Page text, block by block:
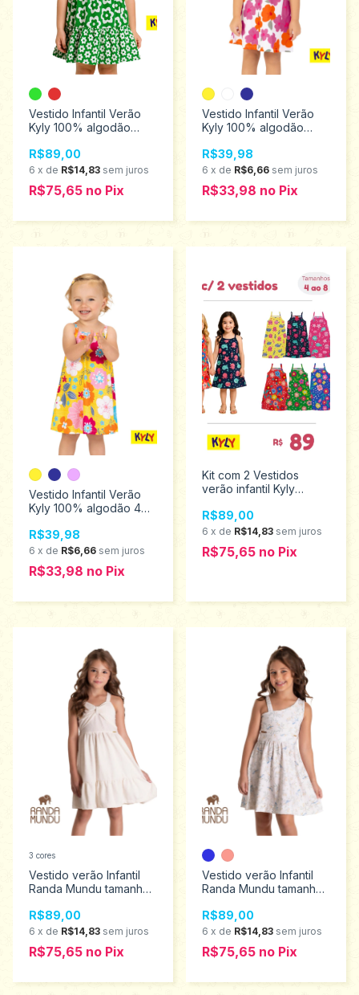
Vestido Infantil Verão
Kyly 100% algodão
1001270
R$89,00
6 x de R$14,83 sem juros
R$75,65 no Pix
Vestido Infantil Verão
Kyly 100% algodão
1001265
R$39,98
6 x de R$6,66 sem juros
R$33,98 no Pix
Vestido Infantil Verão
Kyly 100% algodão 4
R$39,98
6 x de R$6,66 sem juros
R$33,98 no Pix
Kit com 2 Vestidos
verão infantil Kyly
10000970
R$89,00
6 x de R$14,83 sem juros
R$75,65 no Pix
Vestido verão Infantil
Randa Mundu tamanhos
R$89,00
6 x de R$14,83 sem juros
R$75,65 no Pix
3 cores
Vestido verão Infantil
Randa Mundu tamanhos
R$89,00
6 x de R$14,83 sem juros
R$75,65 no Pix